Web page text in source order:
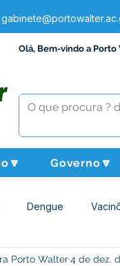
Olá, Bem-vindo a Porto
Governo🔽
Dengue
Assistência
Porto Walter4 de dez.